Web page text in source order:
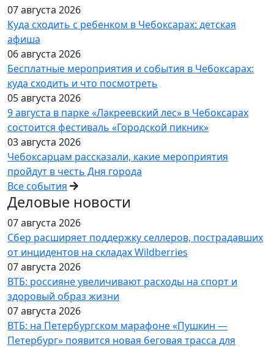
07 августа 2026
Куда сходить с ребенком в Чебоксарах: детская
афиша
06 августа 2026
Бесплатные мероприятия и события в Чебоксарах:
куда сходить и что посмотреть
05 августа 2026
9 августа в парке «Лакреевский лес» в Чебоксарах
состоится фестиваль «Городской пикник»
03 августа 2026
Чебоксарцам рассказали, какие мероприятия
пройдут в честь Дня города
Все события
Деловые новости
07 августа 2026
Сбер расширяет поддержку селлеров, пострадавших
от инцидентов на складах Wildberries
07 августа 2026
ВТБ: россияне увеличивают расходы на спорт и
здоровый образ жизни
07 августа 2026
ВТБ: на Петербургском марафоне «Пушкин —
Петербург» появится новая беговая трасса для